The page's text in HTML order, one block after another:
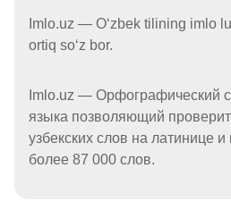
Imlo.uz — Oʻzbek tilining imlo
ortiq soʻz bor.
Imlo.uz — Орфографический
языка позволяющий
узбекских слов на латинице
более 87 000 слов.